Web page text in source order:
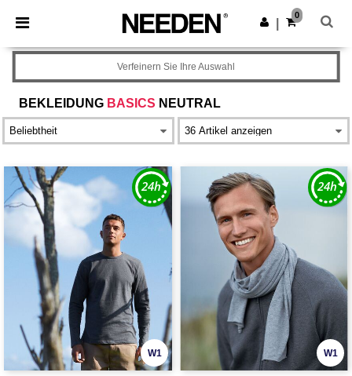
× Needen App
Bessere Preise in der App!
App holen
0
BEKLEIDUNG BASICS NEUTRAL
Verfeinern Sie Ihre Auswahl
W1 W1